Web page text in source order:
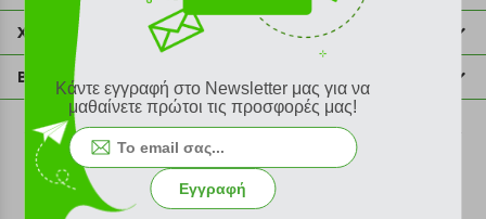
211 2000 700
info@plus4u.gr
Χρήσιμες πληροφορίες
Η εταιρία
Σημεία παραλαβής
Ευκαιρίες καριέρας
Όροι χρήσης
Sitemap
Βοήθεια
Εξέλιξη παραγγελίας
Τρόποι παραγγελίας
Τρόποι πληρωμής
Τρόποι αποστολής
©2026 Plus4u.gr
Κάντε εγγραφή στο Newsletter μας για να
μαθαίνετε πρώτοι τις προσφορές μας!
Εγγραφή